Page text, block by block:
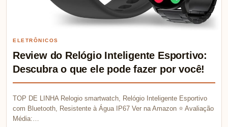
ELETRÔNICOS
Review do Relógio Inteligente Esportivo:
Descubra o que ele pode fazer por você!
TOP DE LINHA Relogio smartwatch, Relógio Inteligente Esportivo
com Bluetooth, Resistente à Água IP67 Ver na Amazon ⭐ Avaliação
Média:…